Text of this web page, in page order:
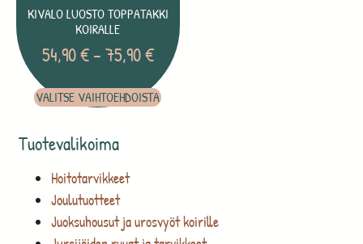
Tuotevalikoima
Hoitotarvikkeet
Joulutuotteet
Juoksuhousut ja urosvyöt koirille
KIVALO LUOSTO TOPPATAKKI
KOIRALLE
54,90€ –75,90€
VALITSE VAIHTOEHDOISTA